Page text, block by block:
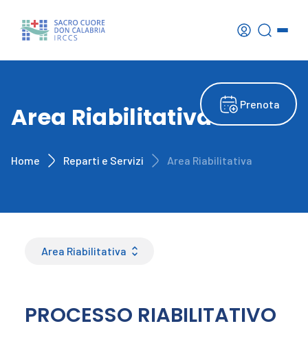
Prenota
Area Riabilitativa
Home Reparti e Servizi Area Riabilitativa
Area Riabilitativa
Servizio Medicina Fisica e Riabilitativa
PROCESSO RIABILITATIVO